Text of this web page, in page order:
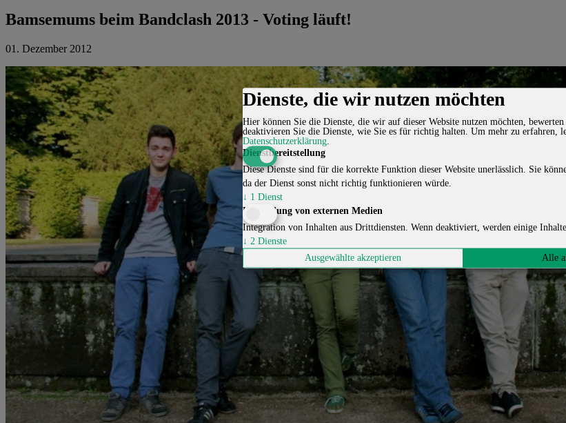
Bamsemums beim Bandclash 2013 - Voting läuft!
01. Dezember 2012
Dienste, die wir nutzen möchten
Hier können Sie die Dienste, die wir auf dieser Website nutzen möchten,
deaktivieren Sie die Dienste, wie Sie es für richtig halten. Um mehr zu erfahren,
Datenschutzerklärung
Dienstbereitstellung
Diese Dienste sind für die korrekte Funktion dieser Website unerlässlich. Sie
da der Dienst sonst nicht richtig funktionieren würde.
↓ 1 Dienst
Einbindung von externen Medien
Integration von Inhalten aus Drittdiensten. Wenn deaktiviert, werden einige
↓ 2 Dienste
Ausgewählte akzeptieren
Alle